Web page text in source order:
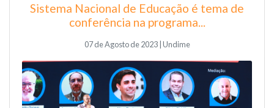
Sistema Nacional de Educação é tema de
conferência na programa...
07 de Agosto de 2023 | Undime